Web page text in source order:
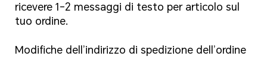
ricevere 1-2 messaggi di testo per articolo sul
tuo ordine.
Modifiche dell’indirizzo di spedizione dell’ordine